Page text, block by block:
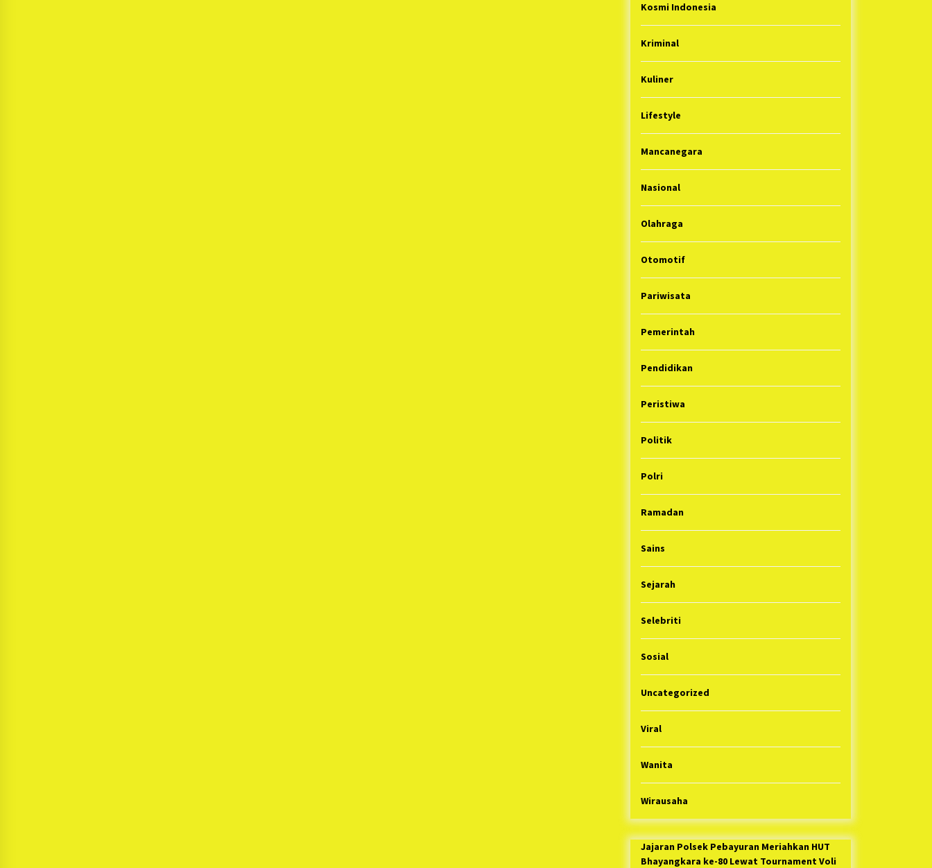
Kosmi Indonesia
Kriminal
Kuliner
Lifestyle
Mancanegara
Nasional
Olahraga
Otomotif
Pariwisata
Pemerintah
Pendidikan
Peristiwa
Politik
Polri
Ramadan
Sains
Sejarah
Selebriti
Sosial
Uncategorized
Viral
Wanita
Wirausaha
Jajaran Polsek Pebayuran Meriahkan HUT
Bhayangkara ke-80 Lewat Tournament Voli